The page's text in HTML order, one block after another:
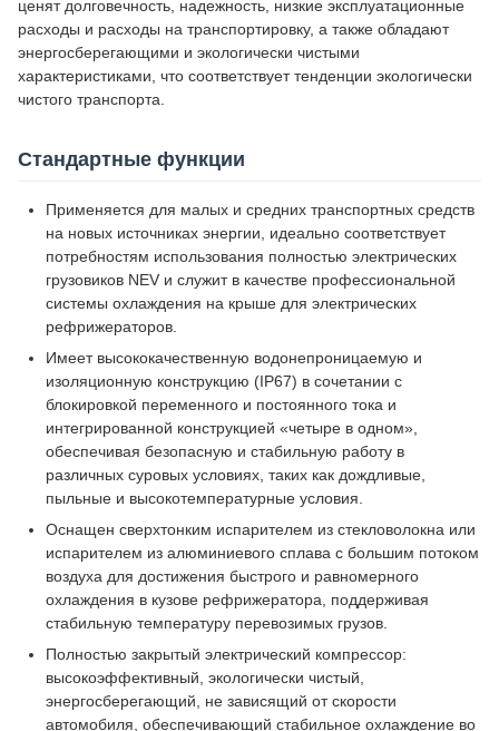
ценят долговечность, надежность, низкие эксплуатационные
расходы и расходы на транспортировку, а также обладают
энергосберегающими и экологически чистыми
характеристиками, что соответствует тенденции экологически
чистого транспорта.
Стандартные функции
Применяется для малых и средних транспортных средств
на новых источниках энергии, идеально соответствует
потребностям использования полностью электрических
грузовиков NEV и служит в качестве профессиональной
системы охлаждения на крыше для электрических
рефрижераторов.
Имеет высококачественную водонепроницаемую и
изоляционную конструкцию (IP67) в сочетании с
блокировкой переменного и постоянного тока и
интегрированной конструкцией «четыре в одном»,
обеспечивая безопасную и стабильную работу в
различных суровых условиях, таких как дождливые,
пыльные и высокотемпературные условия.
Оснащен сверхтонким испарителем из стекловолокна или
испарителем из алюминиевого сплава с большим потоком
воздуха для достижения быстрого и равномерного
охлаждения в кузове рефрижератора, поддерживая
стабильную температуру перевозимых грузов.
Полностью закрытый электрический компрессор:
высокоэффективный, экологически чистый,
энергосберегающий, не зависящий от скорости
автомобиля, обеспечивающий стабильное охлаждение во